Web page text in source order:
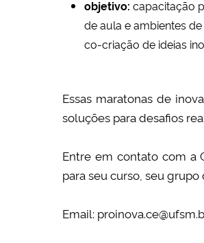
objetivo: capacitação
de aula e ambientes
co-criação de ideias
Essas maratonas de
soluções para desafios
Entre em contato com a
para seu curso, seu
Email: proinova.ce